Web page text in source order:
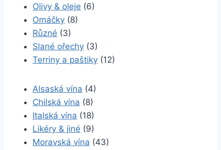
Olivy & oleje (6)
Omáčky (8)
Různé (3)
Slané ořechy (3)
Terriny a paštiky (12)
Alsaská vína (4)
Chilská vína (8)
Italská vína (18)
Likéry & jiné (9)
Moravská vína (43)